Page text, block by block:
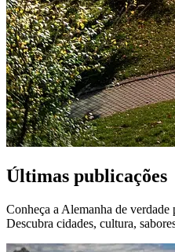
Últimas publicações
Conheça a Alemanha de verdade
Descubra cidades, cultura,